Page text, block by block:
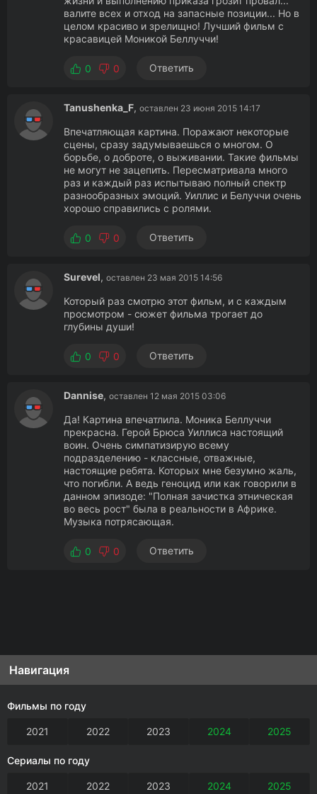
валите всех и отход на запасные позиции... Но в
целом красиво и зрелищно! Лучший фильм с
красавицей Моникой Беллуччи!
0 0 Ответить
Tanushenka_F, оставлен 23 июня 2015 14:17
Впечатляющая картина. Поражают некоторые
сцены, сразу задумываешься о многом. О
борьбе, о доброте, о выживании. Такие фильмы
не могут не зацепить. Пересматривала много
раз и каждый раз испытываю полный спектр
разнообразных эмоций. Уиллис и Белуччи очень
хорошо справились с ролями.
0 0 Ответить
Surevel, оставлен 23 мая 2015 14:56
Который раз смотрю этот фильм, и с каждым
просмотром - сюжет фильма трогает до
глубины души!
0 0 Ответить
Dannise, оставлен 12 мая 2015 03:06
Да! Картина впечатлила. Моника Беллуччи
прекрасна. Герой Брюса Уиллиса настоящий
воин. Очень симпатизирую всему
подразделению - классные, отважные,
настоящие ребята. Которых мне безумно жаль,
что погибли. А ведь геноцид или как говорили в
данном эпизоде: "Полная зачистка этническая
во весь рост" была в реальности в Африке.
Музыка потрясающая.
0 0 Ответить
Навигация
Фильмы по году
2021 2022 2023 2024 2025
Сериалы по году
2021 2022 2023 2024 2025